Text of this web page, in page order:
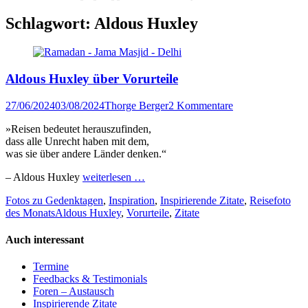
Schlagwort: Aldous Huxley
Aldous Huxley über Vorurteile
Veröffentlicht
27/06/202403/08/2024Author
Thorge Berger2 Kommentare
»Reisen bedeutet herauszufinden,
dass alle Unrecht haben mit dem,
was sie über andere Länder denken.“
– Aldous Huxley weiterlesen …
Kategorien
Fotos zu Gedenktagen, Inspiration, Inspirierende Zitate, Reisefoto
des MonatsTags
Aldous Huxley, Vorurteile, Zitate
Auch interessant
Termine
Feedbacks & Testimonials
Foren – Austausch
Inspirierende Zitate